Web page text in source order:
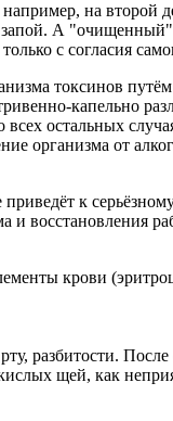
на второй
запой. А
с согласия
токсинов
капельно
остальных
организма от
к
и восстановления
крови
разбитости. После
щей, как